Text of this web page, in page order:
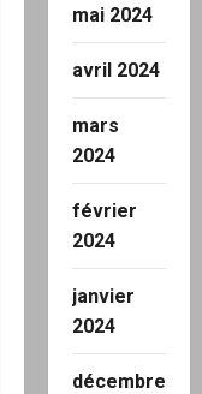
mai 2024
avril 2024
mars
2024
février
2024
janvier
2024
décembre